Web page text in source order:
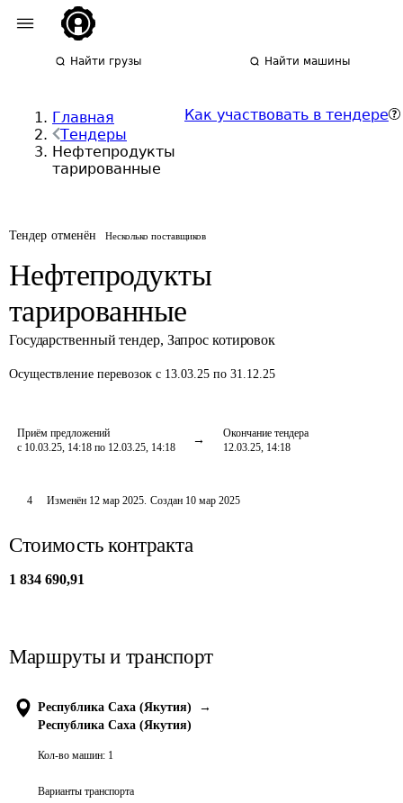
Найти грузы Найти машины
Главная
Тендеры
Нефтепродукты
тарированные
Как участвовать в тендере
Тендер отменён Несколько поставщиков
Нефтепродукты
тарированные
Государственный тендер, Запрос котировок
Осуществление перевозок с 13.03.25 по 31.12.25
Приём предложений
с 10.03.25, 14:18 по 12.03.25, 14:18
Окончание тендера
12.03.25, 14:18
4 Изменён 12 мар 2025. Создан 10 мар 2025
Стоимость контракта
1 834 690,91
Маршруты и транспорт
Республика Саха (Якутия)
→
Республика Саха (Якутия)
Кол-во машин: 1
Варианты транспорта